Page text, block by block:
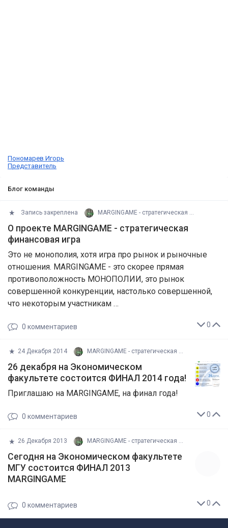
Пономарев Игорь
Представитель
Блог команды
Запись закреплена MARGINGAME - стратегическая финансовая игра
О проекте MARGINGAME - стратегическая
финансовая игра
Это не монополия, хотя игра про рынок и рыночные
отношения. MARGINGAME - это скорее прямая
противоположность МОНОПОЛИИ, это рынок
совершенной конкуренции, настолько совершенной,
что некоторым участникам …
0
0 комментариев
24 Декабря 2014 MARGINGAME - стратегическая финансовая игра
26 декабря на Экономическом
факультете состоится ФИНАЛ 2014 года!
Приглашаю на MARGINGAME, на финал года!
0
0 комментариев
26 Декабря 2013 MARGINGAME - стратегическая финансовая игра
Сегодня на Экономическом факультете
МГУ состоится ФИНАЛ 2013
MARGINGAME
0
0 комментариев